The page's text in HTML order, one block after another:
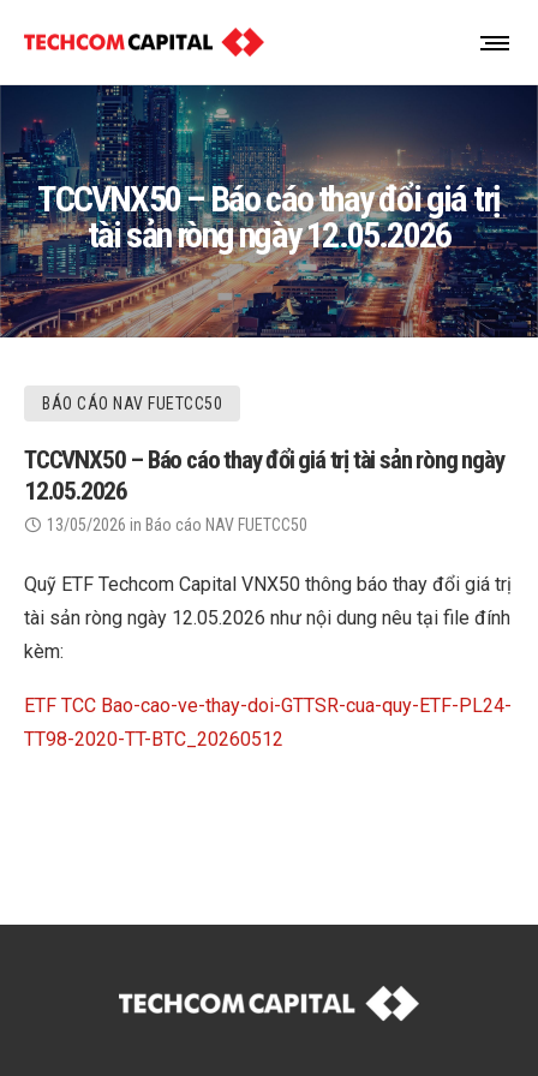
TCCVNX50 – Báo cáo thay đổi giá trị
tài sản ròng ngày 12.05.2026
BÁO CÁO NAV FUETCC50
TCCVNX50 – Báo cáo thay đổi giá trị tài sản ròng ngày
12.05.2026
13/05/2026 in Báo cáo NAV FUETCC50
Quỹ ETF Techcom Capital VNX50 thông báo thay đổi giá trị
tài sản ròng ngày 12.05.2026 như nội dung nêu tại file đính
kèm:
ETF TCC Bao-cao-ve-thay-doi-GTTSR-cua-quy-ETF-PL24-
TT98-2020-TT-BTC_20260512